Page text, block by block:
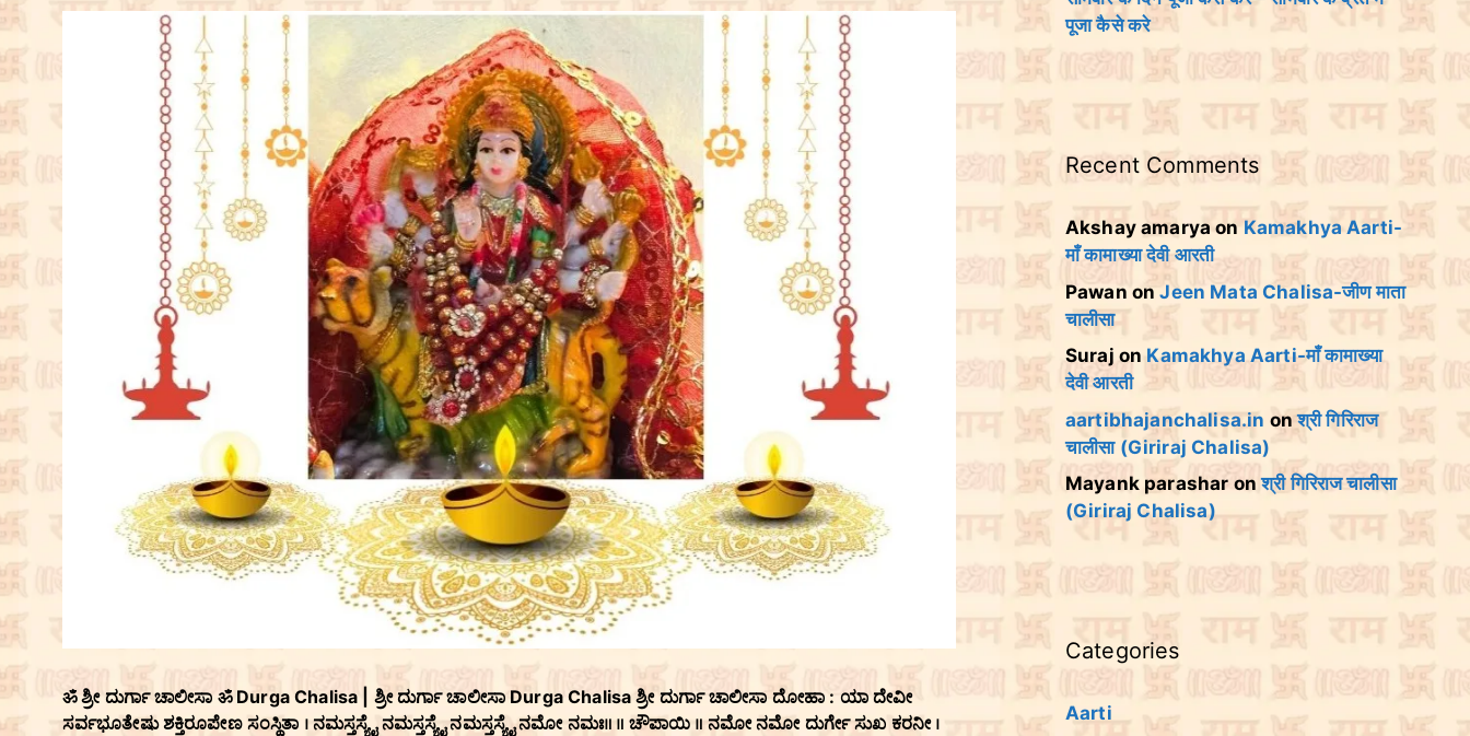
ॐ ಶ್ರೀ ದುರ್ಗಾ ಚಾಲೀಸಾ ॐ Durga Chalisa | ಶ್ರೀ ದುರ್ಗಾ ಚಾಲೀಸಾ Durga Chalisa ಶ್ರೀ ದುರ್ಗಾ ಚಾಲೀಸಾ ದೋಹಾ : ಯಾ ದೇವೀ
ಸರ್ವಭೂತೇಷು ಶಕ್ತಿರೂಪೇಣ ಸಂಸ್ಥಿತಾ । ನಮಸ್ತಸ್ಯೈ ನಮಸ್ತಸ್ಯೈ ನಮಸ್ತಸ್ಯೈ ನಮೋ ನಮಃ॥ ॥ ಚೌಪಾಯಿ ॥ ನಮೋ ನಮೋ ದುರ್ಗೇ ಸುಖ ಕರನೀ ।
पूजा कैसे करे
Recent Comments
Akshay amarya on Kamakhya Aarti-
माँ कामाख्या देवी आरती
Pawan onJeen Mata Chalisa-जीण माता
चालीसा
Suraj on Kamakhya Aarti-माँ कामाख्या
देवी आरती
aartibhajanchalisa.in onश्री गिरिराज
चालीसा (Giriraj Chalisa)
Mayank parashar onश्री गिरिराज चालीसा
(Giriraj Chalisa)
Categories
Aarti